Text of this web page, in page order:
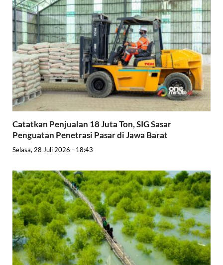
Catatkan Penjualan 18 Juta Ton, SIG Sasar
Penguatan Penetrasi Pasar di Jawa Barat
Selasa, 28 Juli 2026 - 18:43